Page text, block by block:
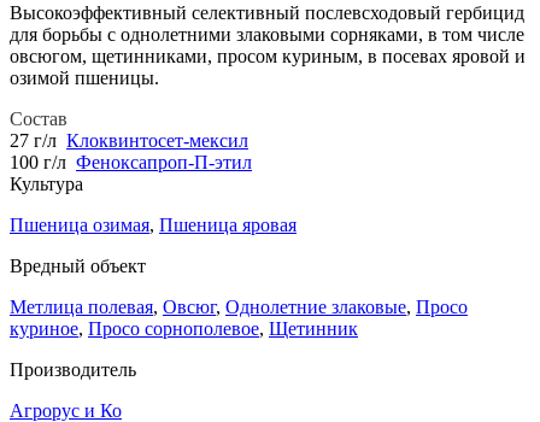
Высокоэффективный селективный послевсходовый гербицид
для борьбы с однолетними злаковыми сорняками, в том числе
овсюгом, щетинниками, просом куриным, в посевах яровой и
озимой пшеницы.
Состав
27 г/л Клоквинтосет-мексил
100 г/л Феноксапроп-П-этил
Культура
Пшеница озимая, Пшеница яровая
Вредный объект
Метлица полевая, Овсюг, Однолетние злаковые, Просо
куриное, Просо сорнополевое, Щетинник
Производитель
Агрорус и Ко